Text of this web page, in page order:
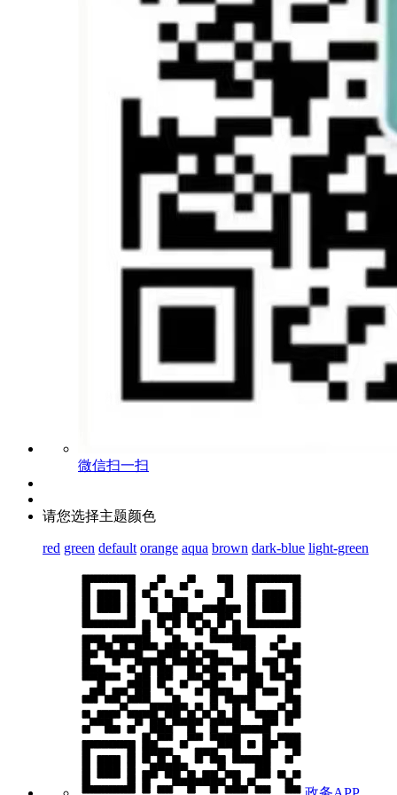
微信扫一扫
请您选择主题颜色
red green default orange aqua brown dark-blue light-green